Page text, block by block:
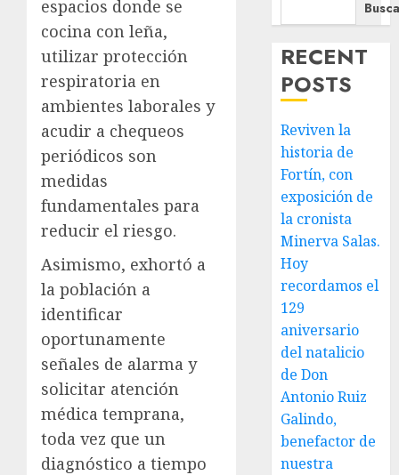
espacios donde se
cocina con leña,
utilizar protección
respiratoria en
ambientes laborales y
acudir a chequeos
periódicos son
medidas
fundamentales para
reducir el riesgo.
Asimismo, exhortó a
la población a
identificar
oportunamente
señales de alarma y
solicitar atención
médica temprana,
toda vez que un
diagnóstico a tiempo
RECENT
POSTS
Reviven la
historia de
Fortín, con
exposición de
la cronista
Minerva Salas.
Hoy
recordamos el
129
aniversario
del natalicio
de Don
Antonio Ruiz
Galindo,
benefactor de
nuestra